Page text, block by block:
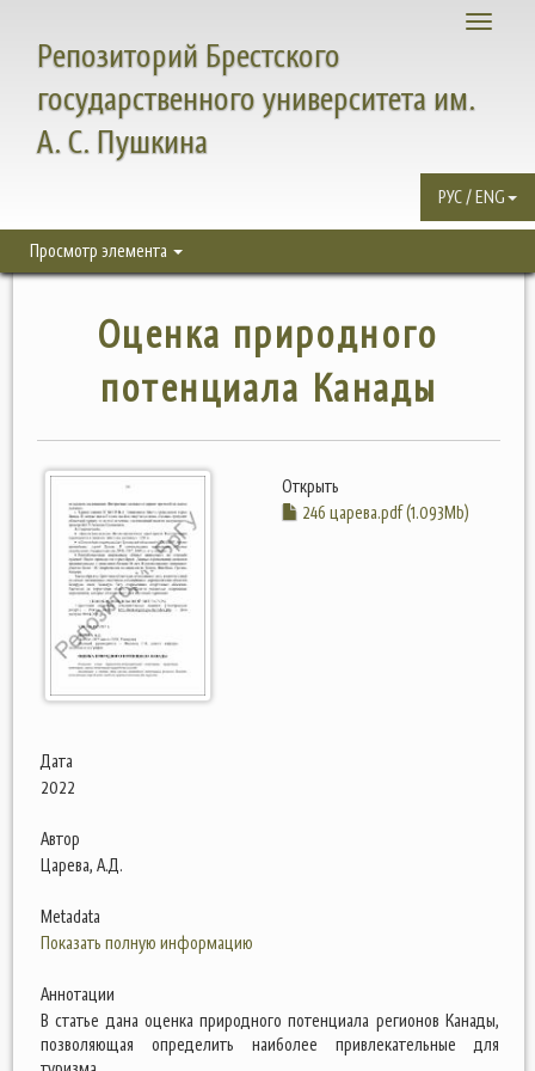
Toggle
Репозиторий Брестского
государственного университета им.
А. С. Пушкина
РУС / ENG
Просмотр элемента
Оценка природного
потенциала Канады
Открыть
246 царева.pdf (1.093Mb)
Дата
2022
Автор
Царева, А.Д.
Metadata
Показать полную информацию
Аннотации
В статье дана оценка природного потенциала регионов Канады,
позволяющая определить наиболее привлекательные для